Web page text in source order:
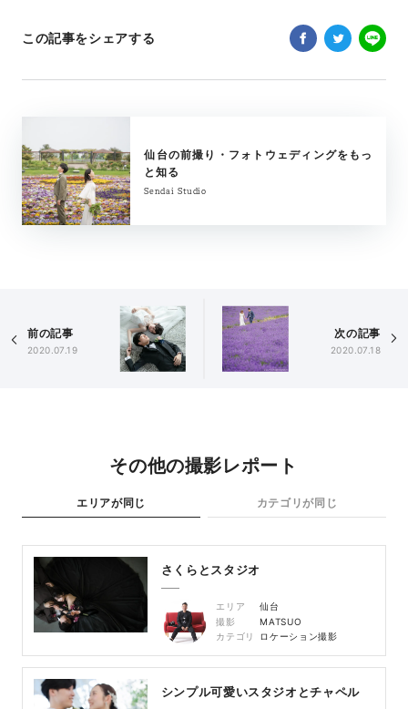
この記事をシェアする
仙台の前撮り・フォトウェディングをもっ
と知る
Sendai Studio
前の記事
2020.07.19
次の記事
2020.07.18
その他の撮影レポート
エリアが同じ カテゴリが同じ
さくらとスタジオ
エリア
仙台
撮影
MATSUO
カテゴリ
ロケーション撮影
シンプル可愛いスタジオとチャペル